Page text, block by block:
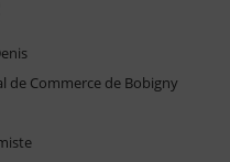
de Commerce de Bobigny